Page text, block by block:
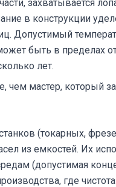
захватывается
в конструкции
Допустимый
быть в пределах
лет.
чем мастер, который
(токарных,
из емкостей. Их
(допустимая
где